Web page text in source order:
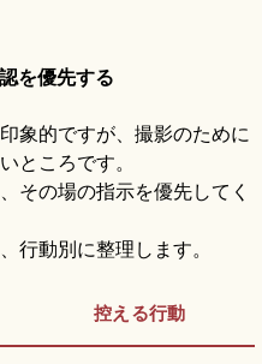
を優先する
象的ですが、撮影のために
ところです。
その場の指示を優先してく
行動別に整理します。
控える行動